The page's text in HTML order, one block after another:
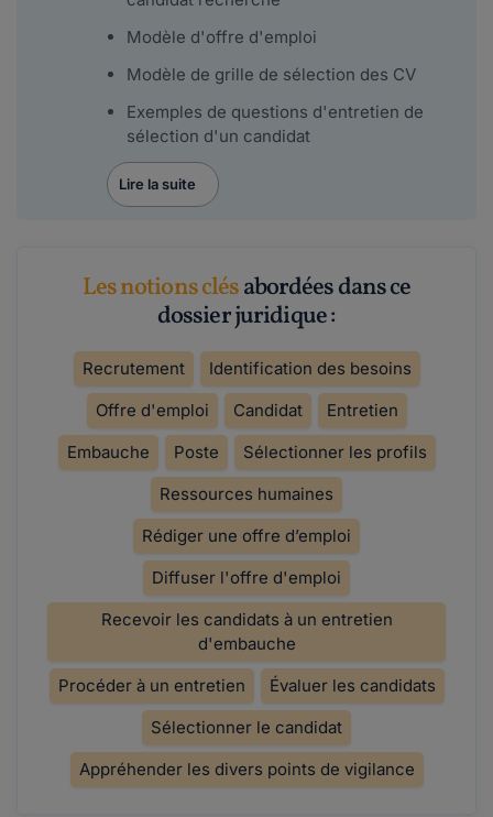
Modèle d'offre d'emploi
Modèle de grille de sélection des CV
Exemples de questions d'entretien de
sélection d'un candidat
Lire la suite
Les notions clésabordées dans ce
dossier juridique :
Recrutement
Identification des besoins
Offre d'emploi
Candidat
Entretien
Embauche
Poste
Sélectionner les profils
Ressources humaines
Rédiger une offre d’emploi
Diffuser l'offre d'emploi
Recevoir les candidats à un entretien
d'embauche
Procéder à un entretien
Évaluer les candidats
Sélectionner le candidat
Appréhender les divers points de vigilance